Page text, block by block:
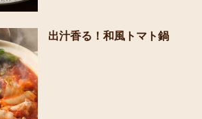
出汁香る！和風トマト鍋